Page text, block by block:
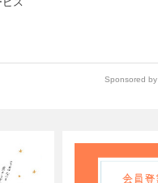
Sponsored by